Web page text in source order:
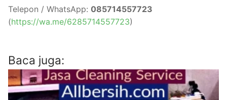
Telepon / WhatsApp: 085714557723
(https://wa.me/6285714557723)
Baca juga: